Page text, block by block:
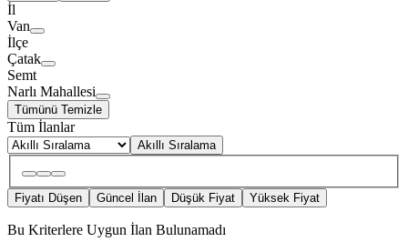
İl
Van
İlçe
Çatak
Semt
Narlı Mahallesi
Tümünü Temizle
Tüm İlanlar
Akıllı Sıralama
Fiyatı Düşen Güncel İlan Düşük Fiyat Yüksek Fiyat
Bu Kriterlere Uygun İlan Bulunamadı